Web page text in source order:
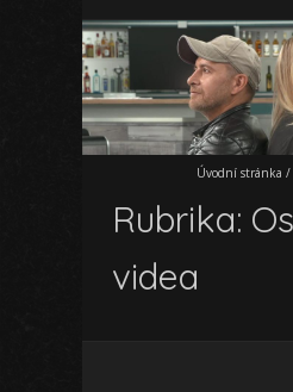
Úvodní stránka /
Rubrika:
videa